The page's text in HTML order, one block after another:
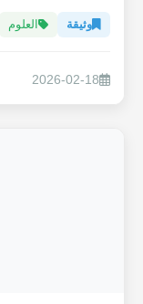
وثيقة العلوم
2026-02-18